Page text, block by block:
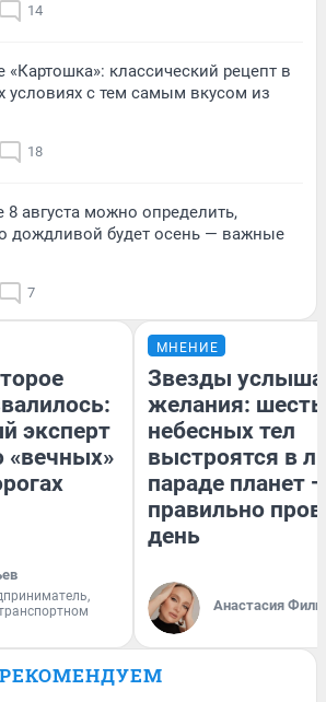
14
классический рецепт в
условиях с тем самым вкусом из
18
8 августа можно определить,
дождливой будет осень — важные
7
эксперт
«вечных»
МНЕНИЕ
Звезды
желания: шесть
небесных тел
выстроятся в
параде планет
правильно
день
Анастасия
РЕКОМЕНДУЕМ